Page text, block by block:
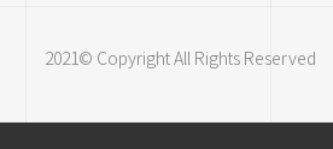
2021© Copyright All Rights Reserved